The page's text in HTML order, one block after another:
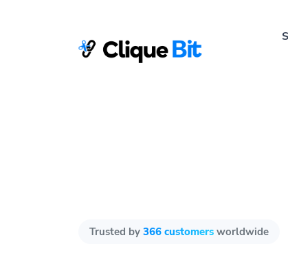
Trusted by 366 customers worldwide